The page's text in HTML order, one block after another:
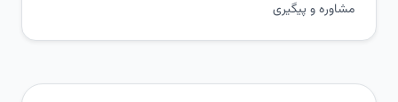
مشاوره و پیگیری